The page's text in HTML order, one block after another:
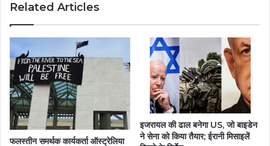
Related Articles
फलस्तीन समर्थक कार्यकर्ता ऑस्ट्रेलिया
इजरायल की ढाल बनेगा US, जो बाइडेन
ने सेना को किया तैयार; ईरानी मिसाइलें